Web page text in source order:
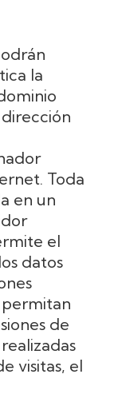
la
Toda
en un
el
datos
de
visitas, el